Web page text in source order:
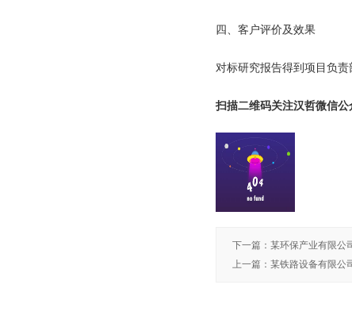
四、客户评价及效果
对标研究报告得到项目负
扫描二维码关注汉哲微信
下一篇 ： 某环保产业有限公
上一篇 ： 某铁路设备有限公